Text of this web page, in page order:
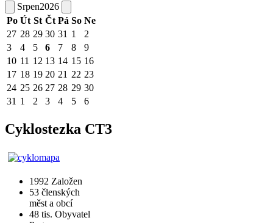
Srpen2026
Po Út St Čt Pá So Ne
27 28 29 30 31 1
2
3
4 5 6 7 8
9
10 11 12 13 14 15 16
17 18 19 20 21 22 23
24 25 26 27 28 29 30
31 1 2 3 4 5 6
Cyklostezka CT3
1992 Založen
53 členských
měst a obcí
48 tis. Obyvatel